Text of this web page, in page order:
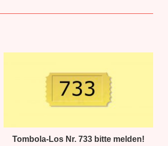
Tombola-Los Nr. 733 bitte melden!